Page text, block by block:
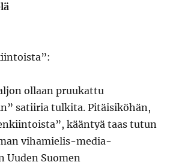
ollaan pruukattu
satiiria tulkita. Pitäisiköhän,
kääntyä taas tutun
vihamielis-media-
Uuden Suomen